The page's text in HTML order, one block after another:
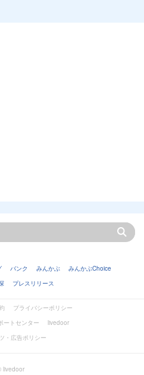
バンク みんかぶ
みんかぶChoice
プレスリリース
プライバシーポリシー
ートセンター
livedoor
・広告ポリシー
livedoor